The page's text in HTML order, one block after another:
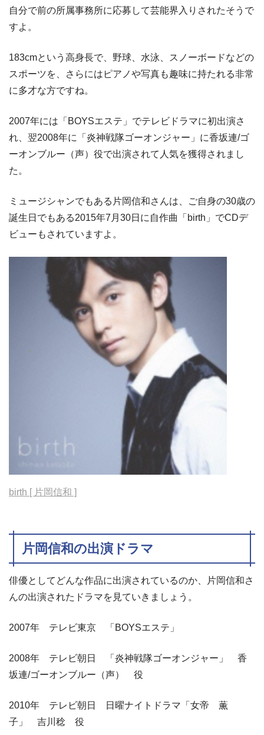
自分で前の所属事務所に応募して芸能界入りされたそうで
すよ。
183cmという高身長で、野球、水泳、スノーボードなどの
スポーツを、さらにはピアノや写真も趣味に持たれる非常
に多才な方ですね。
2007年には「BOYSエステ」でテレビドラマに初出演さ
れ、翌2008年に「炎神戦隊ゴーオンジャー」に香坂連/ゴ
ーオンブルー（声）役で出演されて人気を獲得されまし
た。
ミュージシャンでもある片岡信和さんは、ご自身の30歳の
誕生日でもある2015年7月30日に自作曲「birth」でCDデ
ビューもされていますよ。
birth [ 片岡信和 ]
片岡信和の出演ドラマ
俳優としてどんな作品に出演されているのか、片岡信和さ
んの出演されたドラマを見ていきましょう。
2007年 テレビ東京 「BOYSエステ」
2008年 テレビ朝日 「炎神戦隊ゴーオンジャー」 香
坂連/ゴーオンブルー（声） 役
2010年 テレビ朝日 日曜ナイトドラマ「女帝 薫
子」 吉川稔 役